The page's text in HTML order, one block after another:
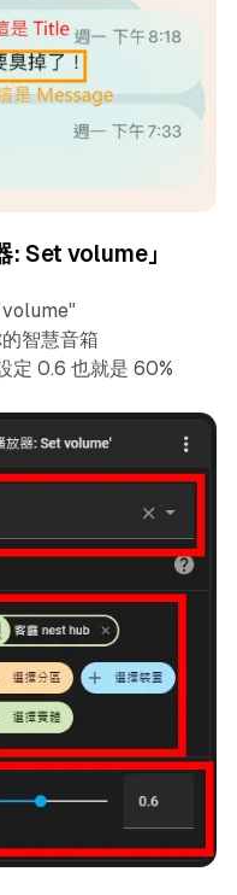
: Set volume」
volume"
的智慧音箱
定 0.6 也就是 60%